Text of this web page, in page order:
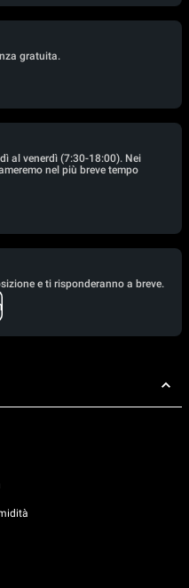
gratuita.
al venerdì (7:30-18:00). Nei
nel più breve tempo
e ti risponderanno a breve.